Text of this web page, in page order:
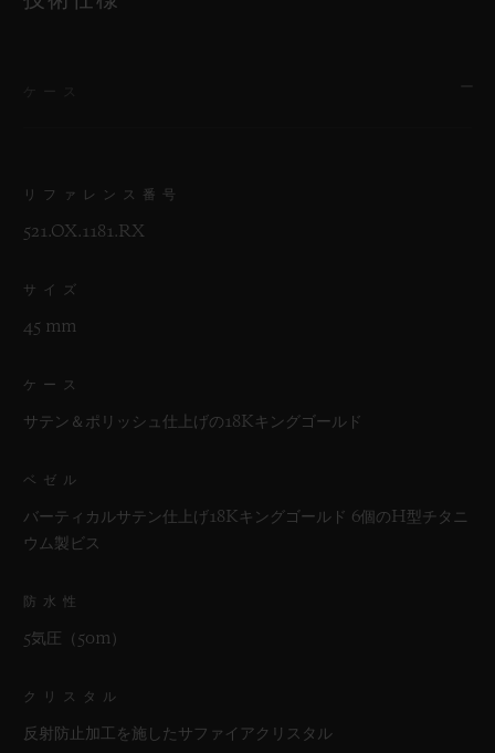
リファレンス番号
521.OX.1181.RX
サイズ
45 mm
ケース
サテン＆ポリッシュ仕上げの18Kキングゴールド
ベゼル
バーティカルサテン仕上げ18Kキングゴールド 6個のH型チタニ
ウム製ビス
防水性
5気圧（50m）
クリスタル
反射防止加工を施したサファイアクリスタル